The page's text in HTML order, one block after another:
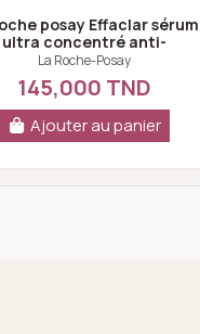
posay Effaclar sérum
ultra concentré anti-
marques 30ml
La Roche-Posay
145,000 TND
Ajouter au panier